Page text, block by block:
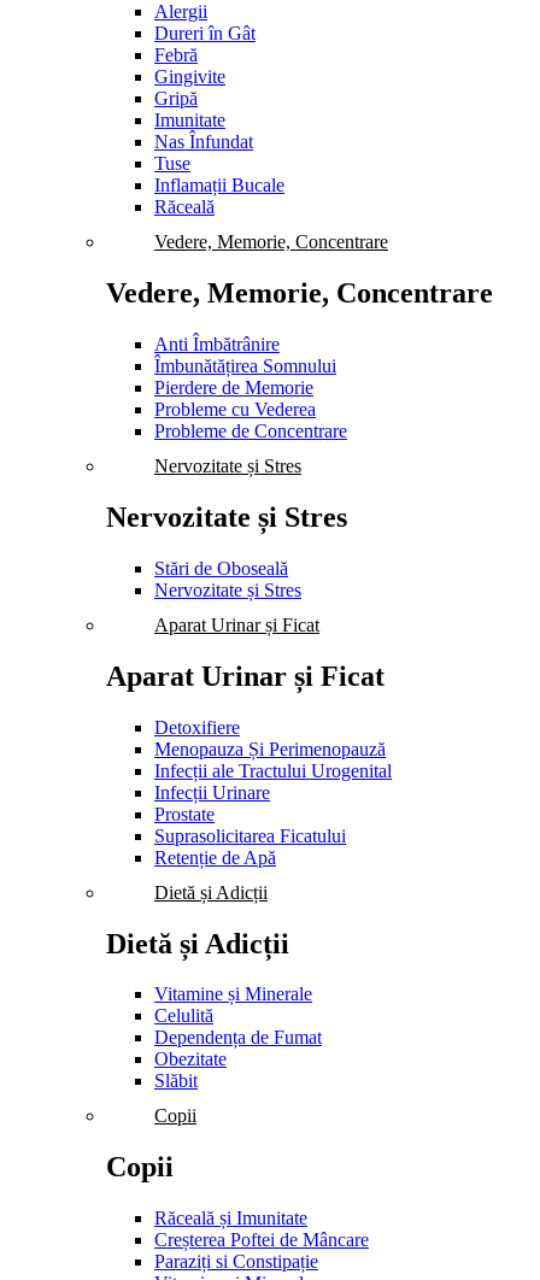
Alergii
Dureri în Gât
Febră
Gingivite
Gripă
Imunitate
Nas Înfundat
Tuse
Inflamații Bucale
Răceală
Vedere, Memorie, Concentrare
Vedere, Memorie, Concentrare
Anti Îmbătrânire
Îmbunătățirea Somnului
Pierdere de Memorie
Probleme cu Vederea
Probleme de Concentrare
Nervozitate și Stres
Nervozitate și Stres
Stări de Oboseală
Nervozitate și Stres
Aparat Urinar și Ficat
Aparat Urinar și Ficat
Detoxifiere
Menopauza Și Perimenopauză
Infecții ale Tractului Urogenital
Infecții Urinare
Prostate
Suprasolicitarea Ficatului
Retenție de Apă
Dietă și Adicții
Dietă și Adicții
Vitamine și Minerale
Celulită
Dependența de Fumat
Obezitate
Slăbit
Copii
Copii
Răceală și Imunitate
Creșterea Poftei de Mâncare
Paraziți si Constipație